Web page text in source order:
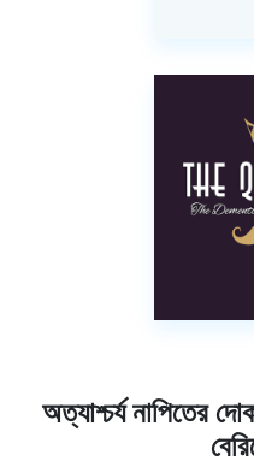
অত্যাশ্চর্য নাপিতের